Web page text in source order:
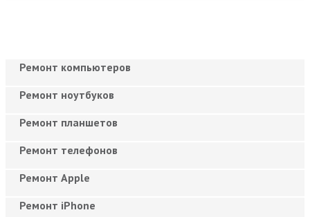
Ремонт компьютеров
Ремонт ноутбуков
Ремонт планшетов
Ремонт телефонов
Ремонт Apple
Ремонт iPhone